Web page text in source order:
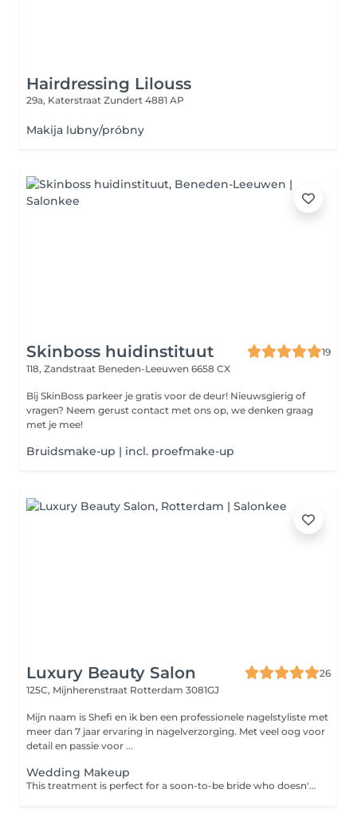
Hairdressing Lilouss
29a, Katerstraat Zundert 4881 AP
Makija lubny/próbny
Skinboss huidinstituut
19
118, Zandstraat Beneden-Leeuwen 6658 CX
Bij SkinBoss parkeer je gratis voor de deur! Nieuwsgierig of
vragen? Neem gerust contact met ons op, we denken graag
met je mee!
Bruidsmake-up | incl. proefmake-up
Luxury Beauty Salon
26
125C, Mijnherenstraat Rotterdam 3081GJ
Mijn naam is Shefi en ik ben een professionele nagelstyliste met
meer dan 7 jaar ervaring in nagelverzorging. Met veel oog voor
detail en passie voor ...
Wedding Makeup
This treatment is perfect for a soon-to-be bride who doesn't want to deal with the hassle of doing her own makeup on the big day. Your makeup is flawless and you are looking better than ever and ready to walk down the aisle.